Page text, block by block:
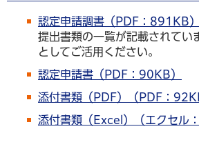
認定申請調書（PDF：891KB）
提出書類の一覧が記載されてい
としてご活用ください。
認定申請書（PDF：90KB）
添付書類（PDF）（PDF：
添付書類（Excel）（エクセル